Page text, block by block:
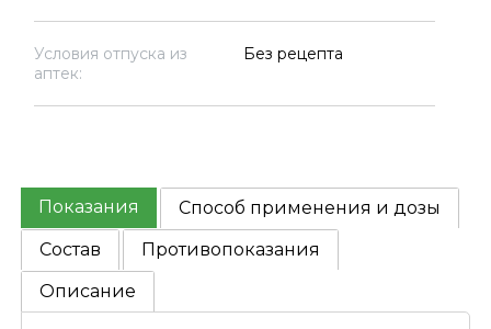
Условия отпуска из
аптек:
Без рецепта
Показания
Способ применения и дозы
Состав
Противопоказания
Описание